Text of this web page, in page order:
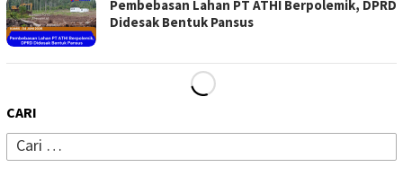
Pembebasan Lahan PT ATHI Berpolemik, DPRD
Didesak Bentuk Pansus
CARI
Cari
untuk: